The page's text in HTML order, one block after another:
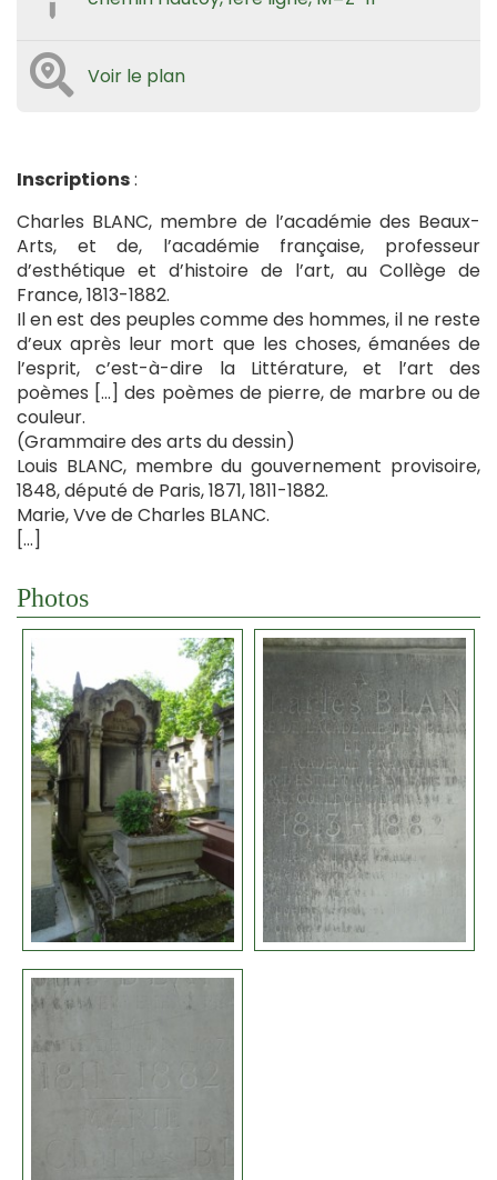
Voir le plan
Inscriptions:
Charles BLANC, membre de l’académie des Beaux-
Arts, et de, l’académie française, professeur
d’esthétique et d’histoire de l’art, au Collège de
France, 1813-1882.
Il en est des peuples comme des hommes, il ne reste
d’eux après leur mort que les choses, émanées de
l’esprit, c’est-à-dire la Littérature, et l’art des
poèmes […] des poèmes de pierre, de marbre ou de
couleur.
(Grammaire des arts du dessin)
Louis BLANC, membre du gouvernement provisoire,
1848, député de Paris, 1871, 1811-1882.
Marie, Vve de Charles BLANC.
[…]
Photos